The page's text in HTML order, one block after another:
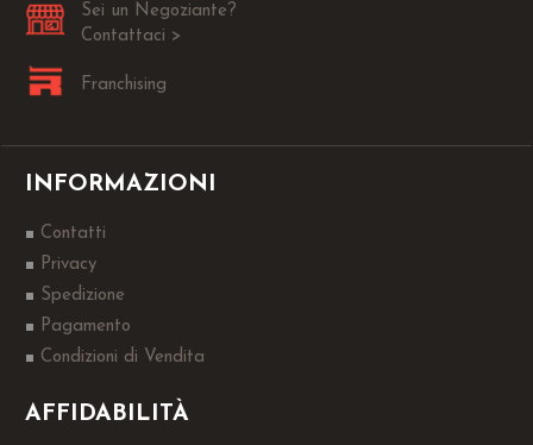
Sei un Negoziante?
Contattaci >
Franchising
INFORMAZIONI
Contatti
Privacy
Spedizione
Pagamento
Condizioni di Vendita
AFFIDABILITÀ